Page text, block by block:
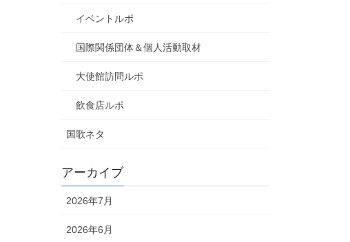
イベントルポ
国際関係団体＆個人活動取材
大使館訪問ルポ
飲食店ルポ
国歌ネタ
アーカイブ
2026年7月
2026年6月